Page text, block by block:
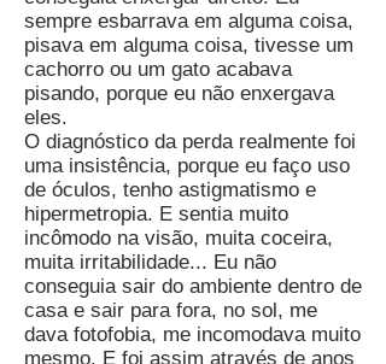
sempre esbarrava em alguma coisa,
pisava em alguma coisa, tivesse um
cachorro ou um gato acabava
pisando, porque eu não enxergava
eles.
O diagnóstico da perda realmente foi
uma insistência, porque eu faço uso
de óculos, tenho astigmatismo e
hipermetropia. E sentia muito
incômodo na visão, muita coceira,
muita irritabilidade... Eu não
conseguia sair do ambiente dentro de
casa e sair para fora, no sol, me
dava fotofobia, me incomodava muito
mesmo. E foi assim através de anos